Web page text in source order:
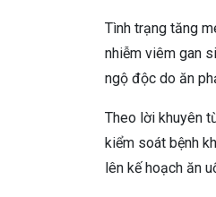
Tình trạng tăng
nhiễm viêm gan
ngộ độc do ăn
Theo lời khuyên
kiểm soát bệnh
lên kế hoạch ăn